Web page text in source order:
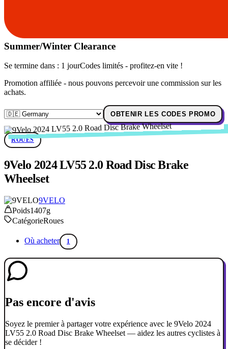
Summer/Winter Clearance
Se termine dans : 1 jourCodes limités - profitez-en vite !
Promotion affiliée - nous pouvons percevoir une commission sur les
achats.
OBTENIR LES CODES PROMO
ROUES
9Velo 2024 LV55 2.0 Road Disc Brake
Wheelset
9VELO
Poids1407g
CatégorieRoues
Où acheter 1
Pas encore d'avis
Soyez le premier à partager votre expérience avec le 9Velo 2024
LV55 2.0 Road Disc Brake Wheelset — aidez les autres cyclistes à
se décider !